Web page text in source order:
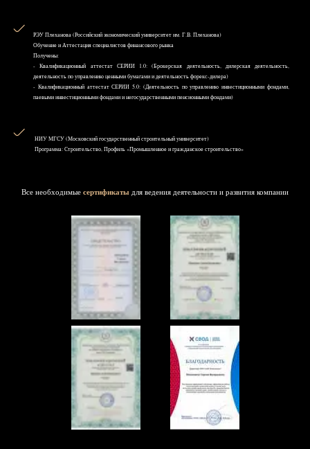
РЭУ Плеханова (Российский экономический университет им. Г.В. Плеханова)
Обучение и Аттестация специалистов финансового рынка
Получены:
- Квалификационный аттестат СЕРИИ 1.0: (Брокерская деятельность, дилерская деятельность,
деятельность по управлению ценными бумагами и деятельность форекс-дилера)
- Квалификационный аттестат СЕРИИ 5.0: (Деятельность по управлению инвестиционными фондами,
паевыми инвестиционными фондами и негосударственными пенсионными фондами)
НИУ MГСУ (Московский государственный строительный университет)
Программа: Строительство, Профиль «Промышленное и гражданское строительство»
Все необходимые сертификаты для ведения деятельности и развития компании